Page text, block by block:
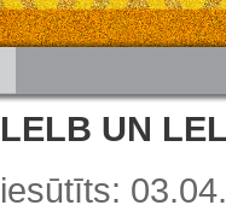
LELB UN
iesūtīts: